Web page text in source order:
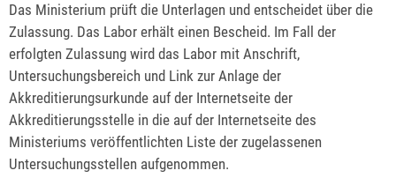
Das Ministerium prüft die Unterlagen und entscheidet über die
Zulassung. Das Labor erhält einen Bescheid. Im Fall der
erfolgten Zulassung wird das Labor mit Anschrift,
Untersuchungsbereich und Link zur Anlage der
Akkreditierungsurkunde auf der Internetseite der
Akkreditierungsstelle in die auf der Internetseite des
Ministeriums veröffentlichten Liste der zugelassenen
Untersuchungsstellen aufgenommen.